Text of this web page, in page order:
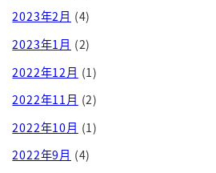
2023年2月 (4)
2023年1月 (2)
2022年12月 (1)
2022年11月 (2)
2022年10月 (1)
2022年9月 (4)